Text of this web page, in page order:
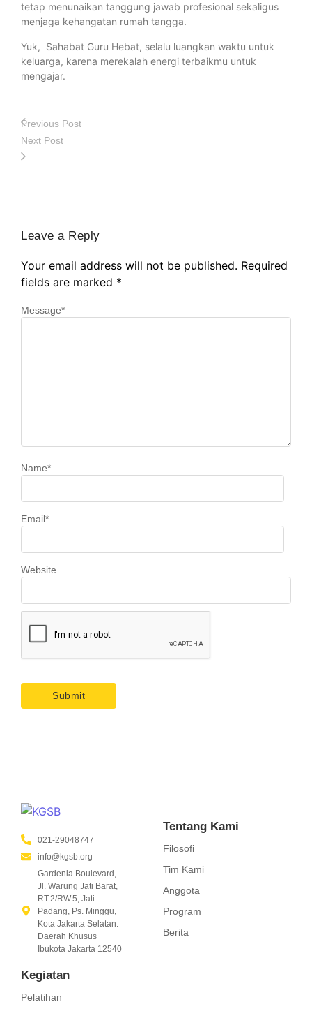
tetap menunaikan tanggung jawab profesional sekaligus
menjaga kehangatan rumah tangga.
Yuk, Sahabat Guru Hebat, selalu luangkan waktu untuk
keluarga, karena merekalah energi terbaikmu untuk
mengajar.
Previous Post
Next Post
Leave a Reply
Your email address will not be published. Required
fields are marked *
Message*
Name*
Email*
Website
021-29048747
info@kgsb.org
Gardenia Boulevard,
Jl. Warung Jati Barat,
RT.2/RW.5, Jati
Padang, Ps. Minggu,
Kota Jakarta Selatan.
Daerah Khusus
Ibukota Jakarta 12540
Tentang Kami
Filosofi
Tim Kami
Anggota
Program
Berita
Kegiatan
Pelatihan